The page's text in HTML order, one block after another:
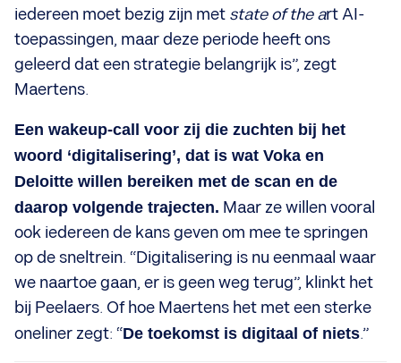
iedereen moet bezig zijn met state of the art AI-
toepassingen, maar deze periode heeft ons
geleerd dat een strategie belangrijk is”, zegt
Maertens.
Een wakeup-call voor zij die zuchten bij het
woord ‘digitalisering’, dat is wat Voka en
Deloitte willen bereiken met de scan en de
daarop volgende trajecten. Maar ze willen vooral
ook iedereen de kans geven om mee te springen
op de sneltrein. “Digitalisering is nu eenmaal waar
we naartoe gaan, er is geen weg terug”, klinkt het
bij Peelaers. Of hoe Maertens het met een sterke
oneliner zegt: “De toekomst is digitaal of niets.”